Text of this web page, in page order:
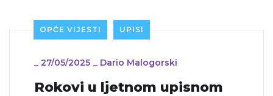
OPĆE VIJESTI UPISI
27/05/2025 Dario Malogorski
Rokovi u ljetnom upisnom